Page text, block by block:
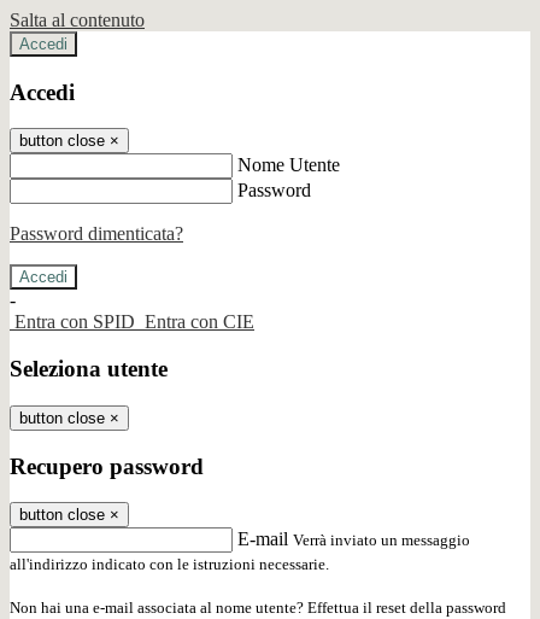
Salta al contenuto
Accedi
Accedi
button close ×
Nome Utente
Password
Password dimenticata?
-
Entra con SPID Entra con CIE
Seleziona utente
button close ×
Recupero password
button close ×
E-mail Verrà inviato un messaggio
all'indirizzo indicato con le istruzioni necessarie.
Non hai una e-mail associata al nome utente? Effettua il reset della password